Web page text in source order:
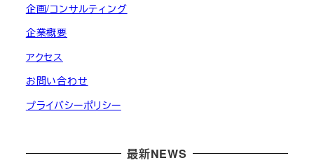
企画/コンサルティング
企業概要
アクセス
お問い合わせ
プライバシーポリシー
最新NEWS